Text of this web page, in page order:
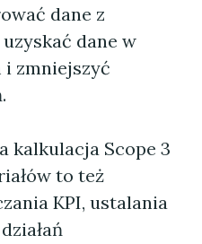
dane z
dane w
i zmniejszyć
kalkulacja Scope 3
to też
KPI, ustalania